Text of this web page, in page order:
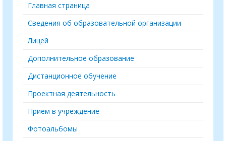
Главная страница
Сведения об образовательной организации
Лицей
Дополнительное образование
Дистанционное обучение
Проектная деятельность
Прием в учреждение
Фотоальбомы